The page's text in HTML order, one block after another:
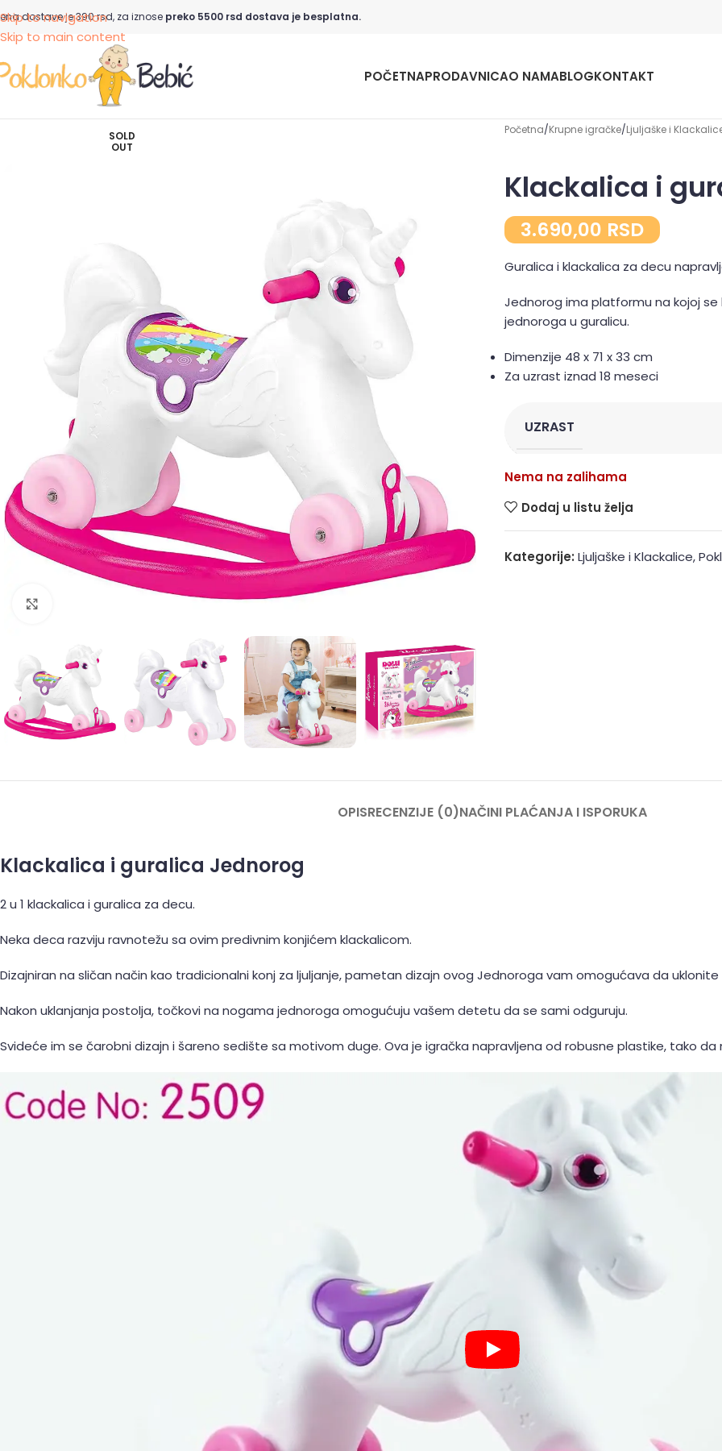
Skip to navigation
Skip to main content
dostave je 390 rsd, za iznose preko 5500 rsd dostava je besplatna.
POČETNAPRODAVNICAO NAMABLOGKONTAKT
SOLD
OUT
Početna Krupne igračke Ljuljaške i
Klackalica i
3.690,00 RSD
Guralica i klackalica za decu
Jednorog ima platformu na kojoj se
jednoroga u guralicu.
Dimenzije 48 x 71 x 33 cm
Za uzrast iznad 18 meseci
UZRAST
Nema na zalihama
Dodaj u listu želja
Kategorije: Ljuljaške i Klackalice,
OPISRECENZIJE (0)NAČINI PLAĆANJA I ISPORUKA
Klackalica i guralica Jednorog
2 u 1 klackalica i guralica za decu.
Neka deca razviju ravnotežu sa ovim predivnim konjićem klackalicom.
Dizajniran na sličan način kao tradicionalni konj za ljuljanje, pametan dizajn ovog Jednoroga vam omogućava da uklonite
Nakon uklanjanja postolja, točkovi na nogama jednoroga omogućuju vašem detetu da se sami odguruju.
Svideće im se čarobni dizajn i šareno sedište sa motivom duge. Ova je igračka napravljena od robusne plastike, tako